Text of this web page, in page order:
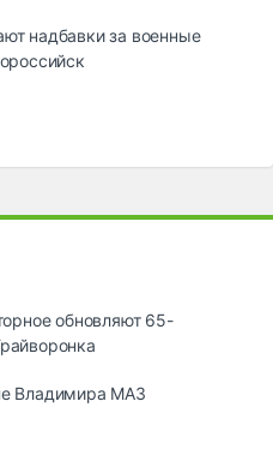
надбавки за военные
обновляют 65-
Владимира МАЗ